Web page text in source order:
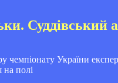
Суддівський
чемпіонату України
на полі